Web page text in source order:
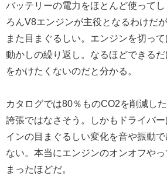
バッテリーの電力をほとんど使って
ろんV8エンジンが主役となるわけだ
また目まぐるしい。エンジンを切っ
動かしの繰り返し。なるほどできる
をかけたくないのだと分かる。
カタログでは80％ものCO2を削減し
誇張ではなさそう。しかもドライバ
インの目まぐるしい変化を音や振動
ない。本当にエンジンのオンオフや
まったほどだ。